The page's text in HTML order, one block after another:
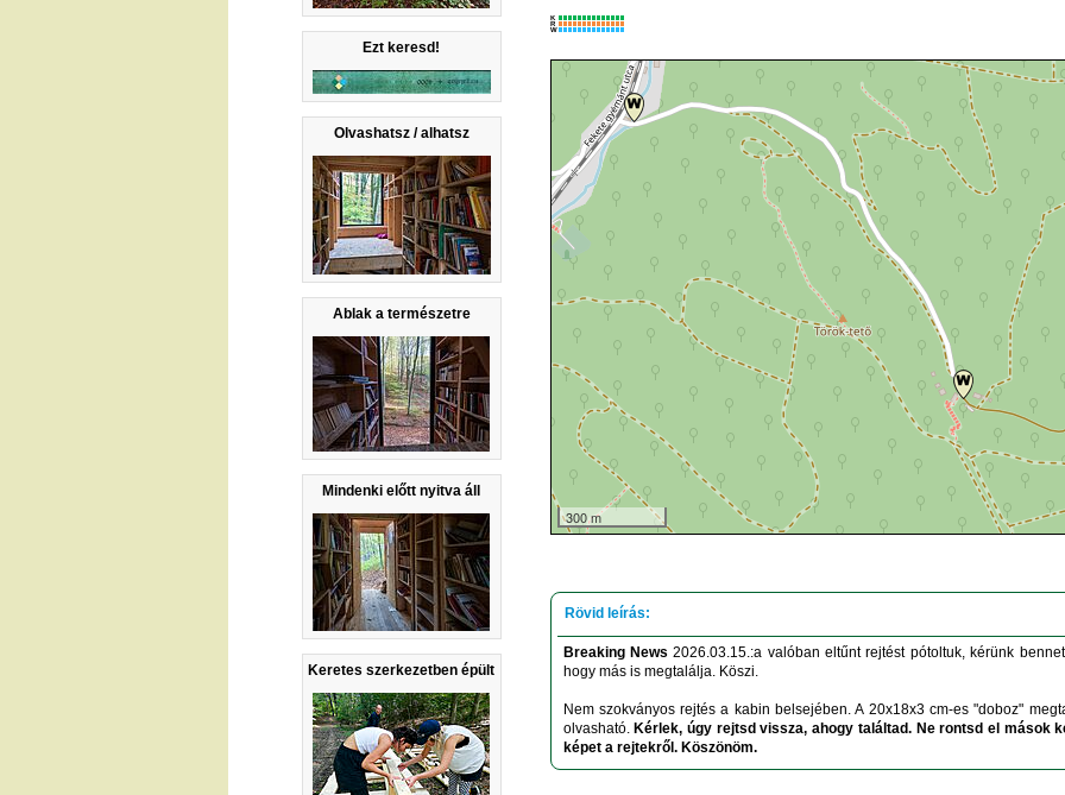
Ezt keresd!
Olvashatsz / alhatsz
Ablak a természetre
Mindenki előtt nyitva áll
Keretes szerkezetben épült
K
R
W
300 m
Breaking News2026.03.15.:a valóban eltűnt rejtést pótoltuk, kérünk
hogy más is megtalálja. Köszi.
Nem szokványos rejtés a kabin belsejében. A 20x18x3 cm-es "doboz"
olvasható. Kérlek, úgy rejtsd vissza, ahogy találtad. Ne rontsd el mások
képet a rejtekről. Köszönöm.